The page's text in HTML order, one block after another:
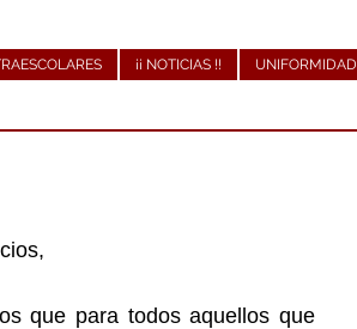
¡¡ NOTICIAS !! UNIFORMIDAD
que para todos aquellos que